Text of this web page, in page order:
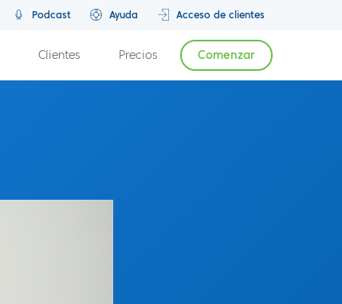
Podcast Ayuda Acceso de clientes
Clientes Precios Comenzar